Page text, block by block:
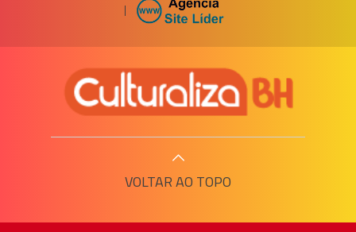
|
VOLTAR AO TOPO